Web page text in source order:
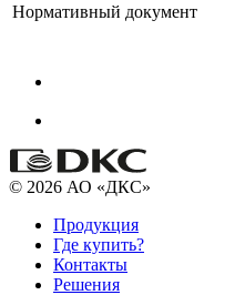
Нормативный документ
© 2026 АО «ДКС»
Продукция
Где купить?
Контакты
Решения